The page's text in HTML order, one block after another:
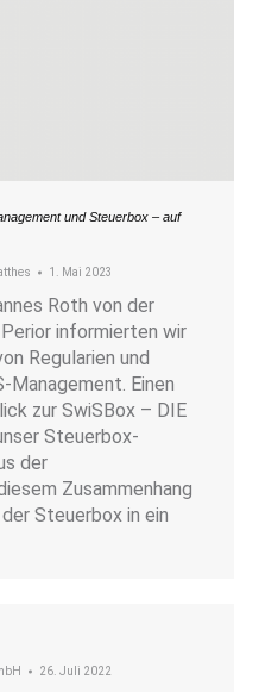
und Steuerbox – auf
1. Mai 2023
Roth von der
informierten wir
Regularien und
Management. Einen
zur SwiSBox – DIE
Steuerbox-
der
Zusammenhang
Steuerbox in ein
26. Juli 2022